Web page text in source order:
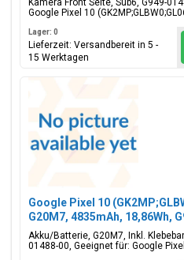
Kamera Front Seite, Sub6, G949-
Google Pixel 10
Lager: 0
Lieferzeit: Versandbereit in 5 -
15 Werktagen
Google Pixel 10
G20M7, 4835mAh, 18,86Wh,
Akku/Batterie, G20M7, Inkl.
01488-00, Geeignet für: Google